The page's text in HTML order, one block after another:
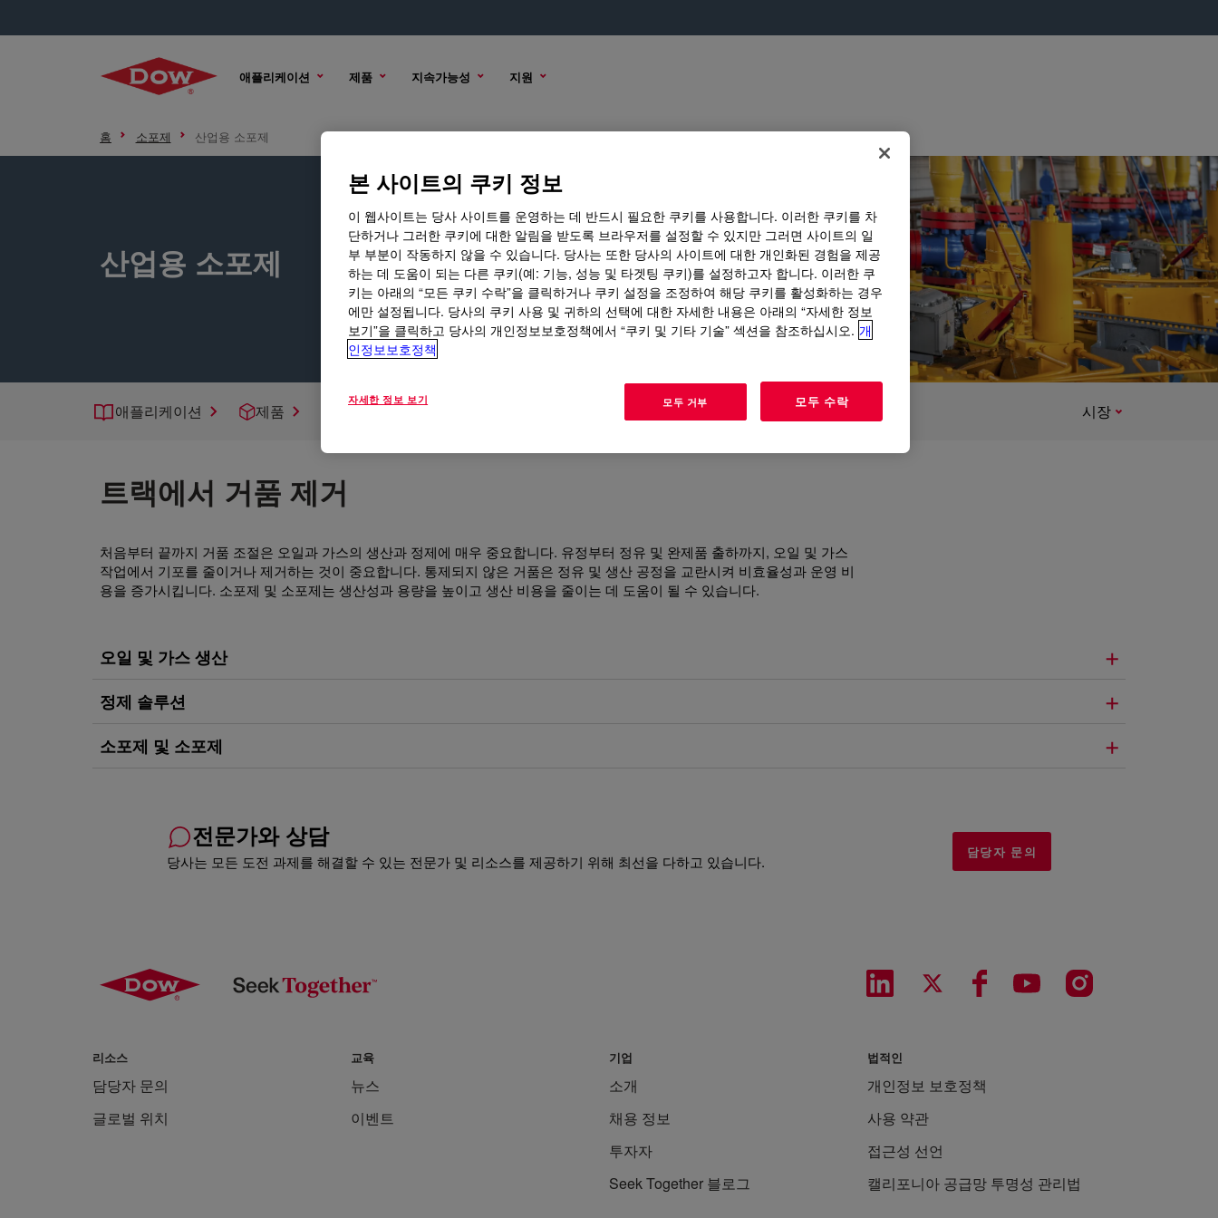
애플리케이션 제품 지속가능성 지원
홈 소포제 산업용 소포제
산업용 소포제
애플리케이션 제품 지원 시장
트랙에서 거품 제거
처음부터 끝까지 거품 조절은 오일과 가스의 생산과 정제에 매우 중요합니다. 유정부터 정유 및 완제품 출하까지, 오일 및 가스
작업에서 기포를 줄이거나 제거하는 것이 중요합니다. 통제되지 않은 거품은 정유 및 생산 공정을 교란시켜 비효율성과 운영 비
용을 증가시킵니다. 소포제 및 소포제는 생산성과 용량을 높이고 생산 비용을 줄이는 데 도움이 될 수 있습니다.
오일 및 가스 생산
정제 솔루션
소포제 및 소포제
전문가와 상담
당사는 모든 도전 과제를 해결할 수 있는 전문가 및 리소스를 제공하기 위해 최선을 다하고 있습니다.
담당자 문의
리소스
담당자 문의
글로벌 위치
교육
뉴스
이벤트
기업
소개
채용 정보
투자자
Seek Together 블로그
법적인
개인정보 보호정책
사용 약관
접근성 선언
캘리포니아 공급망 투명성 관리법
본 사이트의 쿠키 정보
이 웹사이트는 당사 사이트를 운영하는 데 반드시 필요한 쿠키를 사용합니다. 이러한 쿠키를 차
단하거나 그러한 쿠키에 대한 알림을 받도록 브라우저를 설정할 수 있지만 그러면 사이트의 일
부 부분이 작동하지 않을 수 있습니다. 당사는 또한 당사의 사이트에 대한 개인화된 경험을 제공
하는 데 도움이 되는 다른 쿠키(예: 기능, 성능 및 타겟팅 쿠키)를 설정하고자 합니다. 이러한 쿠
키는 아래의 “모든 쿠키 수락”을 클릭하거나 쿠키 설정을 조정하여 해당 쿠키를 활성화하는 경우
에만 설정됩니다. 당사의 쿠키 사용 및 귀하의 선택에 대한 자세한 내용은 아래의 “자세한 정보
보기”을 클릭하고 당사의 개인정보보호정책에서 “쿠키 및 기타 기술” 섹션을 참조하십시오. 개
인정보보호정책
자세한 정보 보기 모두 거부 모두 수락